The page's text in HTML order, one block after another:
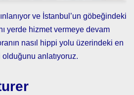
ve İstanbul’un göbeğindeki
yerde hizmet vermeye devam
nasıl hippi yolu üzerindeki en
anlatıyoruz.